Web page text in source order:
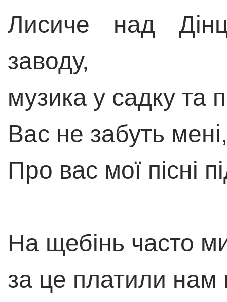
Лисиче над
заводу,
музика у садку та
Вас не забуть
Про вас мої пісні
На щебінь часто
за це платили